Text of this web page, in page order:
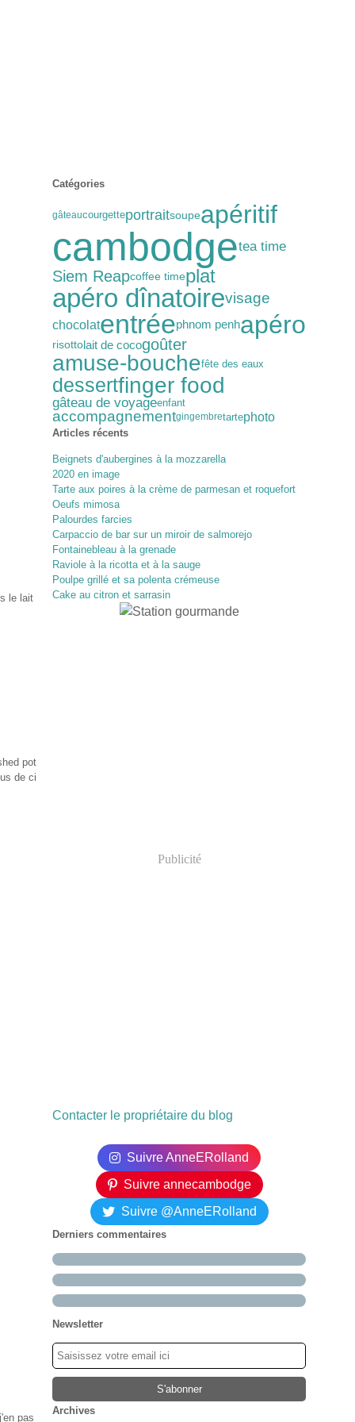
le lait
pot
de ci
pas
Catégories
gâteaucourgetteportraitsoupeapéritif
cambodgetea time
Siem Reapcoffee timeplat
apéro dînatoirevisage
chocolatentréephnom penhapéro
risottolait de cocogoûter
amuse-bouchefête des eaux
dessertfinger food
gâteau de voyageenfant
accompagnementgingembretartephoto
Articles récents
Beignets d'aubergines à la mozzarella
2020 en image
Tarte aux poires à la crème de parmesan et roquefort
Oeufs mimosa
Palourdes farcies
Carpaccio de bar sur un miroir de salmorejo
Fontainebleau à la grenade
Raviole à la ricotta et à la sauge
Poulpe grillé et sa polenta crémeuse
Cake au citron et sarrasin
Publicité
Contacter le propriétaire du blog
Suivre AnneERolland
Suivre annecambodge
Suivre @AnneERolland
Derniers commentaires
Newsletter
Archives